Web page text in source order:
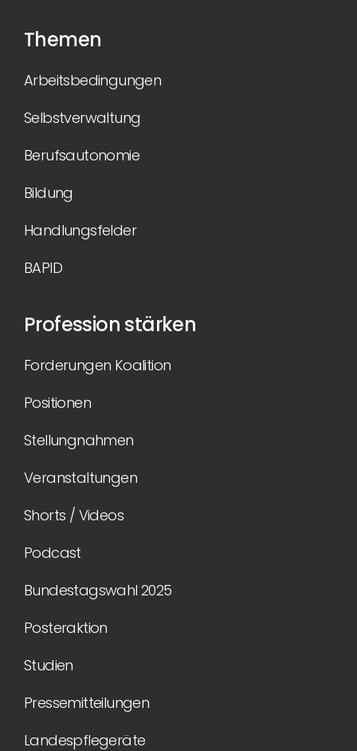
Themen
Arbeitsbedingungen
Selbstverwaltung
Berufsautonomie
Bildung
Handlungsfelder
BAPID
Profession stärken
Forderungen Koalition
Positionen
Stellungnahmen
Veranstaltungen
Shorts / Videos
Podcast
Bundestagswahl 2025
Posteraktion
Studien
Pressemitteilungen
Landespflegeräte